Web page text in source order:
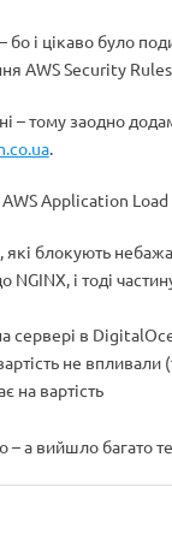
і цікаво було
AWS Security
– тому заодно
.
Application
блокують
NGINX, і тоді
сервері в
не впливали
на вартість
– а вийшло багато